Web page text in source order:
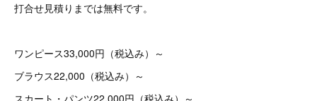
打合せ見積りまでは無料です。
ワンピース33,000円（税込み）～
ブラウス22,000（税込み）～
スカート・パンツ22,000円（税込み）～